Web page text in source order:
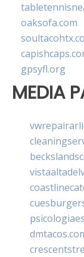
oaksofa.com
gpsyfl.org
MEDIA